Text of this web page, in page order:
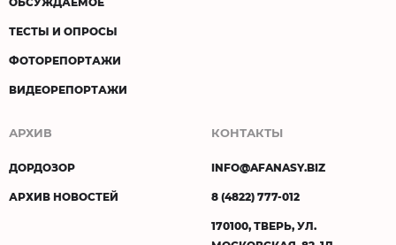
ТЕСТЫ И ОПРОСЫ
ФОТОРЕПОРТАЖИ
ВИДЕОРЕПОРТАЖИ
АРХИВ
ДОРДОЗОР
АРХИВ НОВОСТЕЙ
КОНТАКТЫ
INFO@AFANASY.BIZ
8 (4822) 777-012
170100, ТВЕРЬ, УЛ.